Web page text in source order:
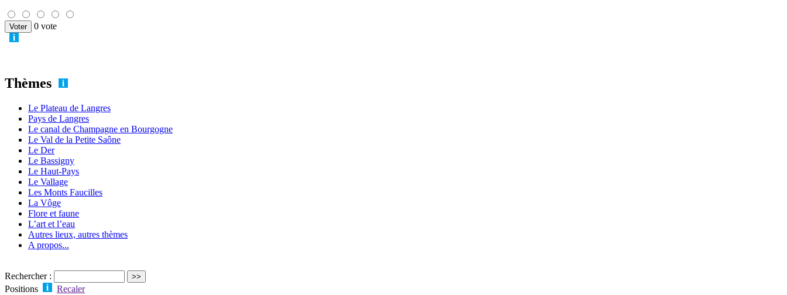
0 vote
Thèmes
Le Plateau de Langres
Pays de Langres
Le canal de Champagne en Bourgogne
Le Val de la Petite Saône
Le Der
Le Bassigny
Le Haut-Pays
Le Vallage
Les Monts Faucilles
La Vôge
Flore et faune
L’art et l’eau
Autres lieux, autres thèmes
A propos...
Rechercher :
Positions
Recaler